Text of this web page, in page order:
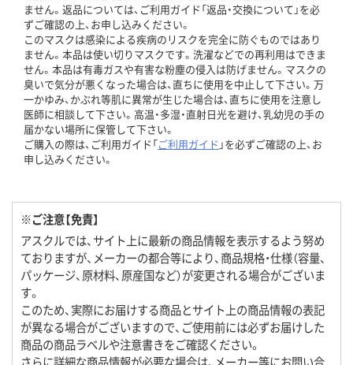
ません。返品については、ご利用ガイド「返品・交換について」を必
ずご確認の上、お申し込みください。
このマスクは感染による疾病のリスクを完全に防ぐものではあり
ません。本品は使い切りマスクです。洗濯などでの再利用はできま
せん。本品は有毒ガスや有害な粉塵の侵入は防げません。マスクの
臭いで気分が悪くなった場合は、直ちに使用を中止して下さい。万
一かゆみ、かぶれ等肌に異常が生じた場合は、直ちに使用を注意し
医師に相談して下さい。高温・多湿・直射日光を避け、乳幼児の手の
届かない場所に保管して下さい。
ご購入の際は、ご利用ガイド「ご利用ガイド 」を必ずご確認の上、お
申し込みください。
※ご注意【免責】
アスクルでは、サイト上に最新の商品情報を表示するよう努め
ておりますが、メーカーの都合等により、商品規格・仕様（容量、
パッケージ、原材料、原産国など）が変更される場合がございま
す。
このため、実際にお届けする商品とサイト上の商品情報の表記
が異なる場合がございますので、ご使用前には必ずお届けした
商品の商品ラベルや注意書きをご確認ください。
さらに詳細な商品情報が必要な場合は、メーカー等にお問い合